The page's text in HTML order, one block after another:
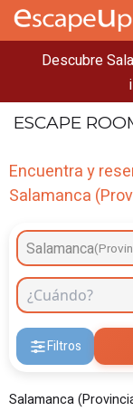
Descubre
ESCAPE
Encuentra y
Salamanca
Salamanca
Filtros
Salamanca